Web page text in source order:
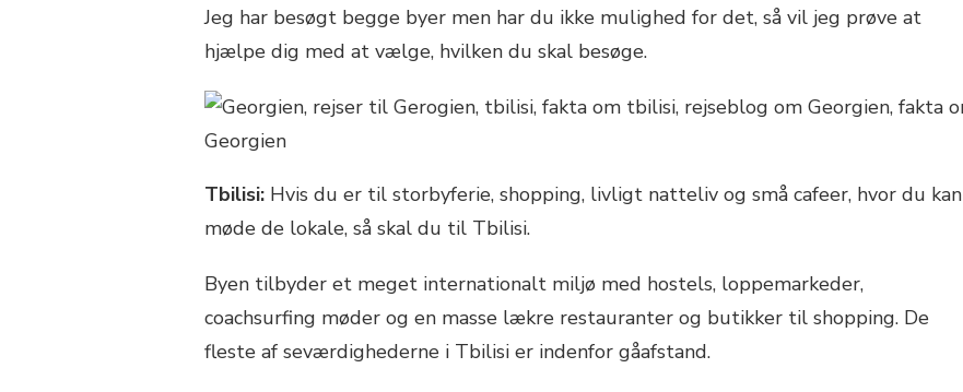
Jeg har besøgt begge byer men har du ikke mulighed for det, så vil jeg prøve at
hjælpe dig med at vælge, hvilken du skal besøge.
Tbilisi: Hvis du er til storbyferie, shopping, livligt natteliv og små cafeer, hvor du kan
møde de lokale, så skal du til Tbilisi.
Byen tilbyder et meget internationalt miljø med hostels, loppemarkeder,
coachsurfing møder og en masse lækre restauranter og butikker til shopping. De
fleste af seværdighederne i Tbilisi er indenfor gåafstand.